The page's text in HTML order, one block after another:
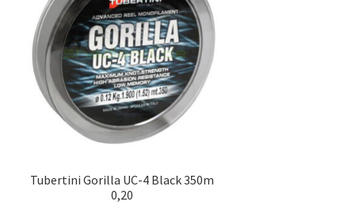
Tubertini Gorilla UC-4 Black 350m
0,20